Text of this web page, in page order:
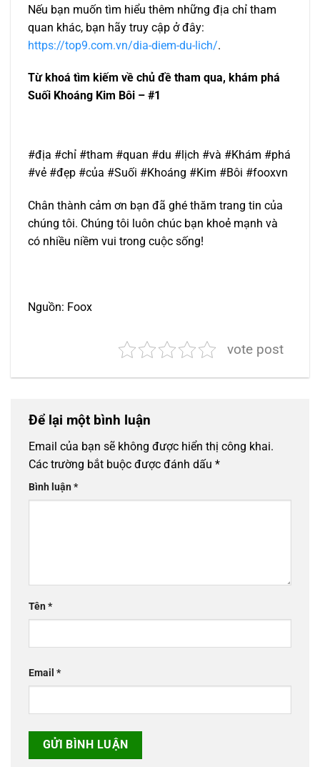
Nếu bạn muốn tìm hiểu thêm những địa chỉ tham
quan khác, bạn hãy truy cập ở đây:
https://top9.com.vn/dia-diem-du-lich/.
Từ khoá tìm kiếm về chủ đề tham qua, khám phá
Suối Khoáng Kim Bôi – #1
#địa #chỉ #tham #quan #du #lịch #và #Khám #phá
#vẻ #đẹp #của #Suối #Khoáng #Kim #Bôi #fooxvn
Chân thành cảm ơn bạn đã ghé thăm trang tin của
chúng tôi. Chúng tôi luôn chúc bạn khoẻ mạnh và
có nhiều niềm vui trong cuộc sống!
Nguồn: Foox
vote post
Để lại một bình luận
Email của bạn sẽ không được hiển thị công khai.
Các trường bắt buộc được đánh dấu *
Bình luận*
Tên*
Email *